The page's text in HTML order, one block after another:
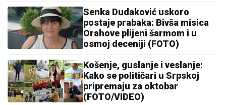
Senka Dudaković uskoro
postaje prabaka: Bivša misica
Orahove plijeni šarmom i u
osmoj deceniji (FOTO)
Košenje, guslanje i veslanje:
Kako se političari u Srpskoj
pripremaju za oktobar
(FOTO/VIDEO)